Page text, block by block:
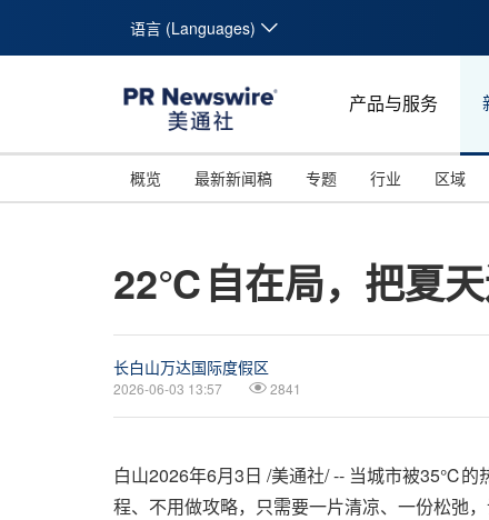
语言 (Languages)
产品与服务
概览 最新新闻稿 专题 行业 区域
22℃自在局，把夏天
长白山万达国际度假区
2026-06-03 13:57 2841
白山2026年6月3日 /美通社/ -- 当城市被35℃的
程、不用做攻略，只需要一片清凉、一份松弛